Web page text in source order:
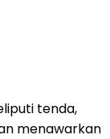
tenda,
menawarkan